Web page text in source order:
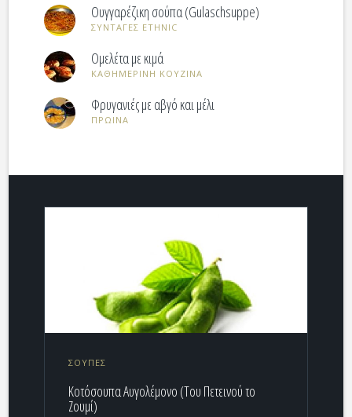
Ουγγαρέζικη σούπα (Gulaschsuppe)
ΣΥΝΤΑΓΕΣ ETHNIC
Ομελέτα με κιμά
ΚΑΘΗΜΕΡΙΝΗ ΚΟΥΖΙΝΑ
Φρυγανιές με αβγό και μέλι
ΠΡΩΙΝΑ
ΣΟΥΠΕΣ
Κοτόσουπα Αυγολέμονο (Του Πετεινού το
Ζουμί)